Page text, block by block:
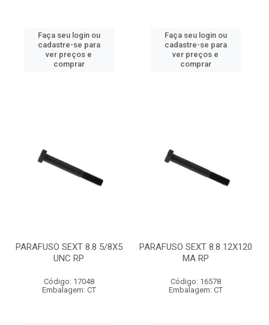
Faça seu login ou
cadastre-se para
ver preços e
comprar
Faça seu login ou
cadastre-se para
ver preços e
comprar
PARAFUSO SEXT 8.8 5/8X5
UNC RP
Código: 17048
Embalagem: CT
PARAFUSO SEXT 8.8 12X120
MA RP
Código: 16578
Embalagem: CT